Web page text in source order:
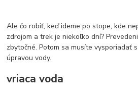
Ale čo robiť, keď ideme po stope, kde
zdrojom a trek je niekoľko dní?
zbytočné. Potom sa musíte vysporiadať
úpravou vody.
vriaca voda